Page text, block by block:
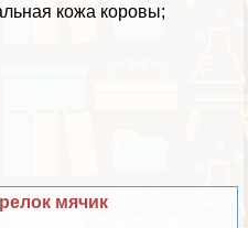
кожа коровы;
мячик